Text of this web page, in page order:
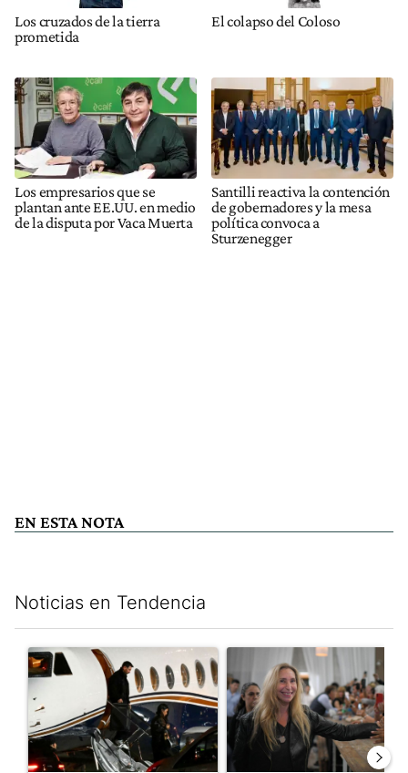
Los cruzados de la tierra
prometida
El colapso del Coloso
Los empresarios que se
plantan ante EE.UU. en medio
de la disputa por Vaca Muerta
Santilli reactiva la contención
de gobernadores y la mesa
política convoca a
Sturzenegger
EN ESTA NOTA
Noticias en Tendencia
Un artículo de tendencia con el título "Lionel Messi llegó a
Un artículo de tendencia